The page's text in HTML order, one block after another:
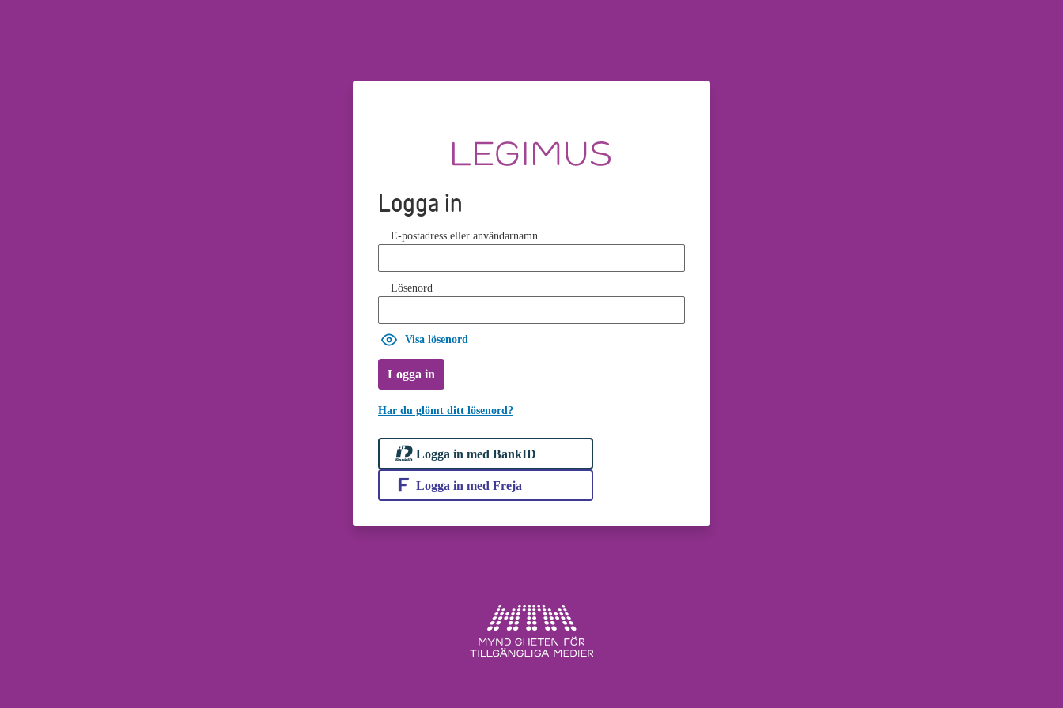
Logga in
E-postadress eller användarnamn
Lösenord
Visa lösenord
Logga in
Har du glömt ditt lösenord?
Logga in med BankID
Logga in med Freja